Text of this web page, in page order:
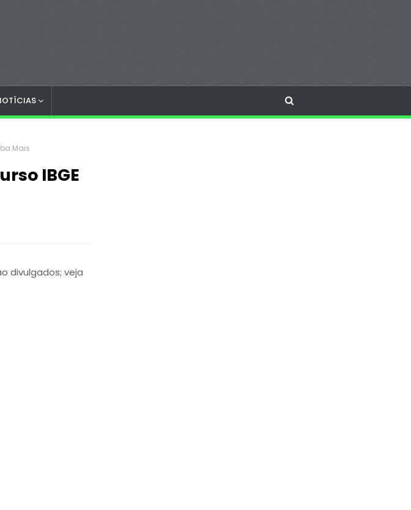
Mais
IBGE
divulgados; veja